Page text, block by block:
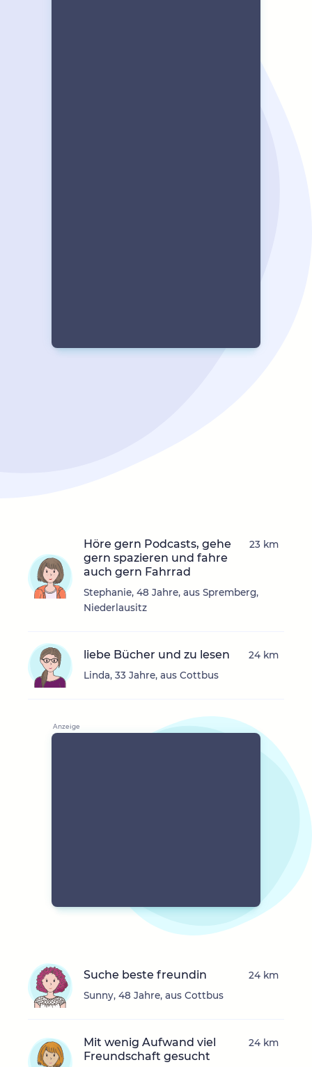
Höre gern Podcasts, gehe
gern spazieren und fahre
auch gern Fahrrad
Stephanie, 48 Jahre, aus Spremberg,
Niederlausitz
23 km
liebe Bücher und zu lesen
Linda, 33 Jahre, aus Cottbus
24 km
Suche beste freundin
Sunny, 48 Jahre, aus Cottbus
24 km
Mit wenig Aufwand viel
Freundschaft gesucht
24 km